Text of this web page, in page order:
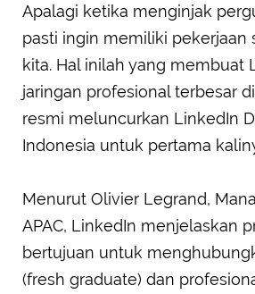
Apalagi ketika menginjak
pasti ingin memiliki pekerjaan
kita. Hal inilah yang membuat
jaringan profesional terbesar
resmi meluncurkan LinkedIn
Indonesia untuk pertama
Menurut Olivier Legrand,
APAC, LinkedIn menjelaskan
bertujuan untuk
(fresh graduate) dan